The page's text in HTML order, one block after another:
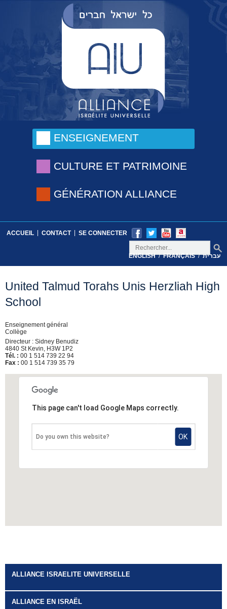
ENSEIGNEMENT
CULTURE ET PATRIMOINE
GÉNÉRATION ALLIANCE
ACCUEIL | CONTACT | SE CONNECTER
ENGLISH / FRANÇAIS / עברית
United Talmud Torahs Unis Herzliah High
School
Enseignement général
Collège
Directeur : Sidney Benudiz
4840 St Kevin, H3W 1P2
Tél. : 00 1 514 739 22 94
Fax : 00 1 514 739 35 79
This page can't load Google Maps correctly.
Do you own this website? OK
ALLIANCE ISRAELITE UNIVERSELLE
ALLIANCE EN ISRAËL